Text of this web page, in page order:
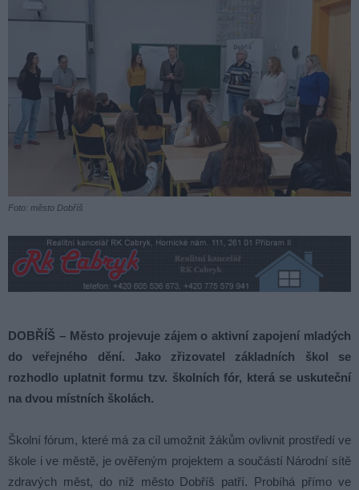
Foto: město Dobříš
DOBŘÍŠ – Město projevuje zájem o aktivní zapojení mladých
do veřejného dění. Jako zřizovatel základních škol se
rozhodlo uplatnit formu tzv. školních fór, která se uskuteční
na dvou místních školách.
Školní fórum, které má za cíl umožnit žákům ovlivnit prostředí ve
škole i ve městě, je ověřeným projektem a součástí Národní sítě
zdravých měst, do níž město Dobříš patří. Probíhá přímo ve